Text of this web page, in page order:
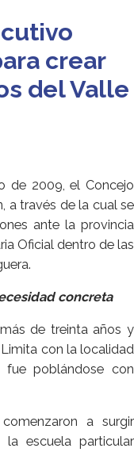
crear
del Valle
de 2009, el Concejo
a través de la cual se
ante la provincia
Oficial dentro de las
concreta
de treinta años y
con la localidad
poblándose con
a surgir
escuela particular